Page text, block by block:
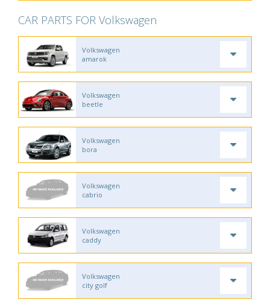
CAR PARTS FOR Volkswagen
Volkswagen
amarok
Volkswagen
beetle
Volkswagen
bora
Volkswagen
cabrio
Volkswagen
caddy
Volkswagen
city golf